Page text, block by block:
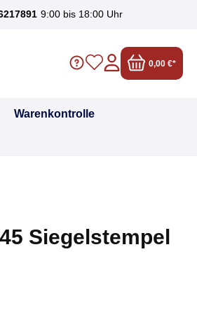
9:00 bis 18:00 Uhr
0,00 €*
Warenkontrolle
Siegelstempel